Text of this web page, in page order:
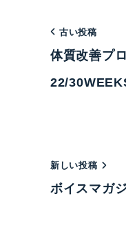
古い投稿
体質改善プ
22/
新しい投稿
ボイスマガ